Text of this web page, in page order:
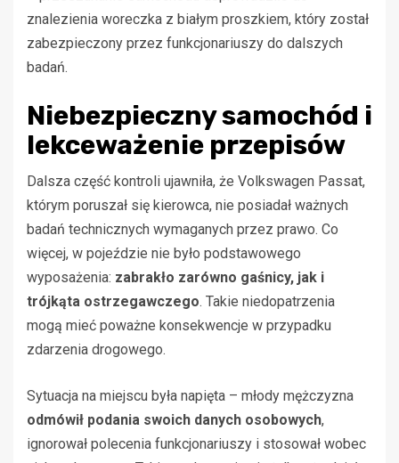
znalezienia woreczka z białym proszkiem, który został
zabezpieczony przez funkcjonariuszy do dalszych
badań.
Niebezpieczny samochód i
lekceważenie przepisów
Dalsza część kontroli ujawniła, że Volkswagen Passat,
którym poruszał się kierowca, nie posiadał ważnych
badań technicznych wymaganych przez prawo. Co
więcej, w pojeździe nie było podstawowego
wyposażenia: zabrakło zarówno gaśnicy, jak i
trójkąta ostrzegawczego. Takie niedopatrzenia
mogą mieć poważne konsekwencje w przypadku
zdarzenia drogowego.
Sytuacja na miejscu była napięta – młody mężczyzna
odmówił podania swoich danych osobowych,
ignorował polecenia funkcjonariuszy i stosował wobec